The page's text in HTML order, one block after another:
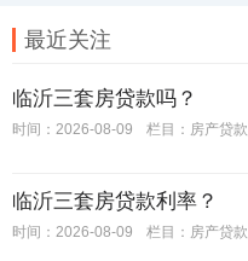
最近关注
临沂三套房贷款吗？
时间：2026-08-09 栏目： 房产贷款
临沂三套房贷款利率？
时间：2026-08-09 栏目： 房产贷款